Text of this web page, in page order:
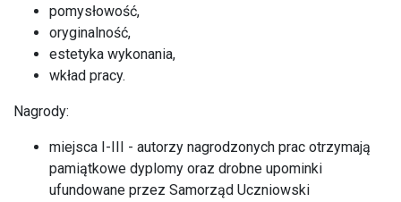
pomysłowość,
oryginalność,
estetyka wykonania,
wkład pracy.
Nagrody:
miejsca I-III - autorzy nagrodzonych prac otrzymają
pamiątkowe dyplomy oraz drobne upominki
ufundowane przez Samorząd Uczniowski